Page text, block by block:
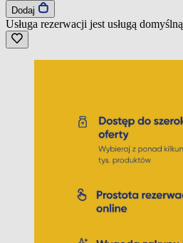
Dodaj
Usługa rezerwacji jest usługą domyślną